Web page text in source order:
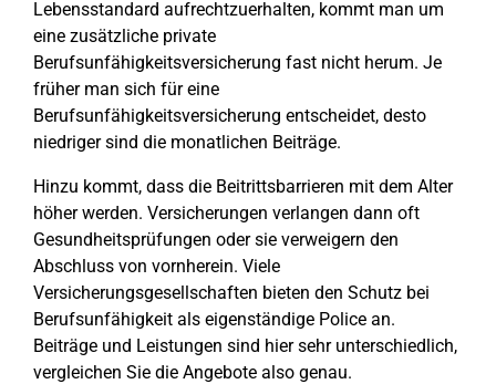
Lebensstandard aufrechtzuerhalten, kommt man um
eine zusätzliche private
Berufsunfähigkeitsversicherung fast nicht herum. Je
früher man sich für eine
Berufsunfähigkeitsversicherung entscheidet, desto
niedriger sind die monatlichen Beiträge.
Hinzu kommt, dass die Beitrittsbarrieren mit dem Alter
höher werden. Versicherungen verlangen dann oft
Gesundheitsprüfungen oder sie verweigern den
Abschluss von vornherein. Viele
Versicherungsgesellschaften bieten den Schutz bei
Berufsunfähigkeit als eigenständige Police an.
Beiträge und Leistungen sind hier sehr unterschiedlich,
vergleichen Sie die Angebote also genau.